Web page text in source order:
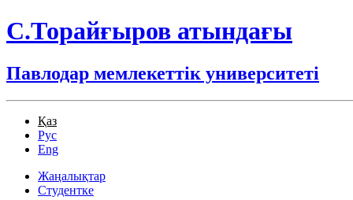
С.Торайғыров атындағы
Павлодар мемлекеттік университеті
Қаз
Рус
Eng
Жаңалықтар
Студентке